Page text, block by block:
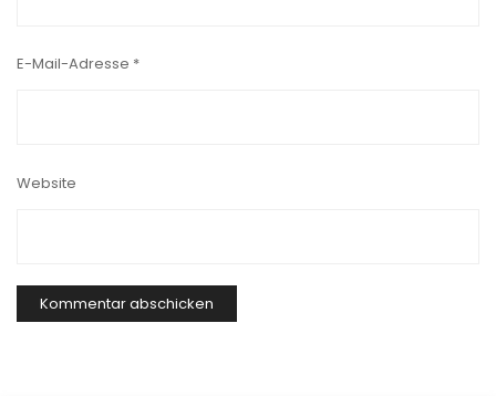
E-Mail-Adresse *
Website